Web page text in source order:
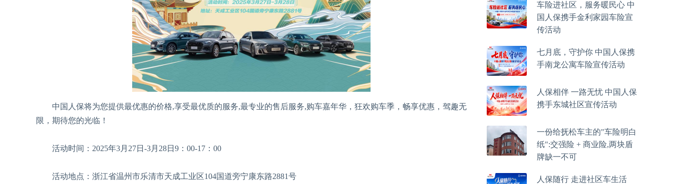
中国人保将为您提供最优惠的价格,享受最优质的服务,最专业的售后服务,购车嘉年华，狂欢购车季，畅享优惠，驾趣无
限，期待您的光临！
活动时间：2025年3月27日-3月28日9：00-17：00
活动地点：浙江省温州市乐清市天成工业区104国道旁宁康东路2881号
车险进社区，服务暖民心 中
国人保携手金利家园车险宣
传活动
七月底，守护你 中国人保携
手南龙公寓车险宣传活动
人保相伴 一路无忧 中国人保
携手东城社区宣传活动
一份给抚松车主的"车险明白
纸":交强险 + 商业险,两块盾
牌缺一不可
人保随行 走进社区车生活